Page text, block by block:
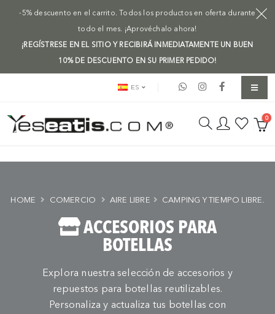
-5% descuento en el carrito. Todos los productos en oferta durante
todo el mes. ¡Aprovéchalo ahora!
¡REGÍSTRESE EN EL SITIO Y RECIBIRÁ INMEDIATAMENTE UN BUEN
10% DE DESCUENTO EN SU PRIMER PEDIDO!
ES
0
ACCESORIOS PARA
BOTELLAS
Explora nuestra selección de accesorios y
repuestos para botellas reutilizables.
Personaliza y actualiza tus botellas con
HOME COMERCIO AIRE LIBRE CAMPING Y TIEMPO LIBRE.